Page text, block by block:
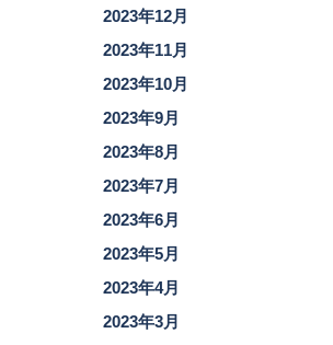
2023年12月
2023年11月
2023年10月
2023年9月
2023年8月
2023年7月
2023年6月
2023年5月
2023年4月
2023年3月